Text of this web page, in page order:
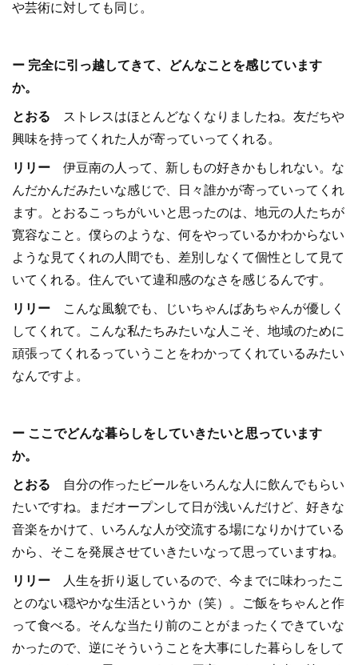
や芸術に対しても同じ。
ー 完全に引っ越してきて、どんなことを感じています
か。
とおる ストレスはほとんどなくなりましたね。友だちや
興味を持ってくれた人が寄っていってくれる。
リリー 伊豆南の人って、新しもの好きかもしれない。な
んだかんだみたいな感じで、日々誰かが寄っていってくれ
ます。とおるこっちがいいと思ったのは、地元の人たちが
寛容なこと。僕らのような、何をやっているかわからない
ような見てくれの人間でも、差別しなくて個性として見て
いてくれる。住んでいて違和感のなさを感じるんです。
リリー こんな風貌でも、じいちゃんばあちゃんが優しく
してくれて。こんな私たちみたいな人こそ、地域のために
頑張ってくれるっていうことをわかってくれているみたい
なんですよ。
ー ここでどんな暮らしをしていきたいと思っています
か。
とおる 自分の作ったビールをいろんな人に飲んでもらい
たいですね。まだオープンして日が浅いんだけど、好きな
音楽をかけて、いろんな人が交流する場になりかけている
から、そこを発展させていきたいなって思っていますね。
リリー 人生を折り返しているので、今までに味わったこ
とのない穏やかな生活というか（笑）。ご飯をちゃんと作
って食べる。そんな当たり前のことがまったくできていな
かったので、逆にそういうことを大事にした暮らしをして